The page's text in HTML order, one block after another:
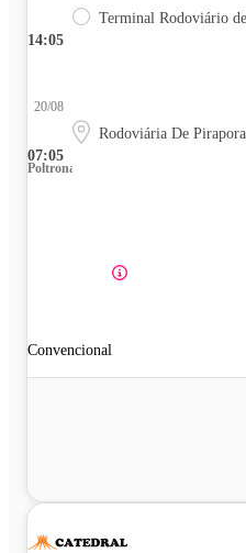
14:05
Terminal Rodoviário
07:05
20/08
Rodoviária De Pirapora
Poltrona
Convencional